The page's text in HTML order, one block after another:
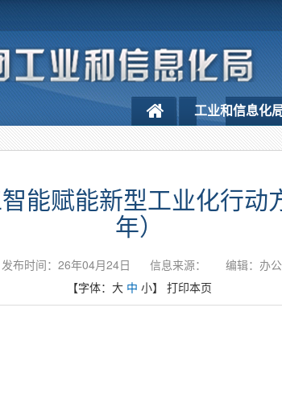
工业和信息化
能赋能新型工业化行动
年）
发布时间：26年04月24日 信息来源：
编辑：办
【字体： 大 中 小】 打印本页